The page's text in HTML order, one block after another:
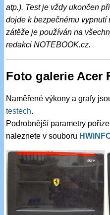
atp.). Test je vždy ukončen
dojde k bezpečnému vypnutí
zátěže je používán na
redakci NOTEBOOK.cz.
Foto galerie Acer
Naměřené výkony a grafy
testech.
Podrobnější parametry
naleznete v souboru